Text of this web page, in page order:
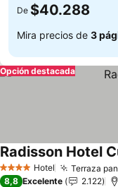
De $40.288
Mira precios de 3
Opción destacada
4 EstrellasHotel Terraza
Radisson Hotel
8,8 Excelente 2.122